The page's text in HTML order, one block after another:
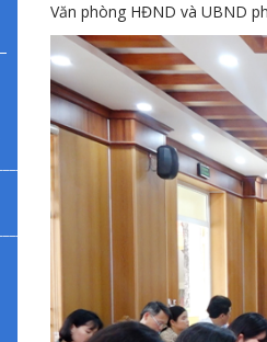
Văn phòng HĐND và UBND